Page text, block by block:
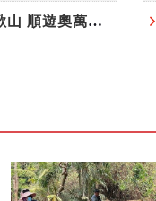
一趟旅程、雙重享受！9月住宿合歡山 順遊奧萬大10元優惠入園